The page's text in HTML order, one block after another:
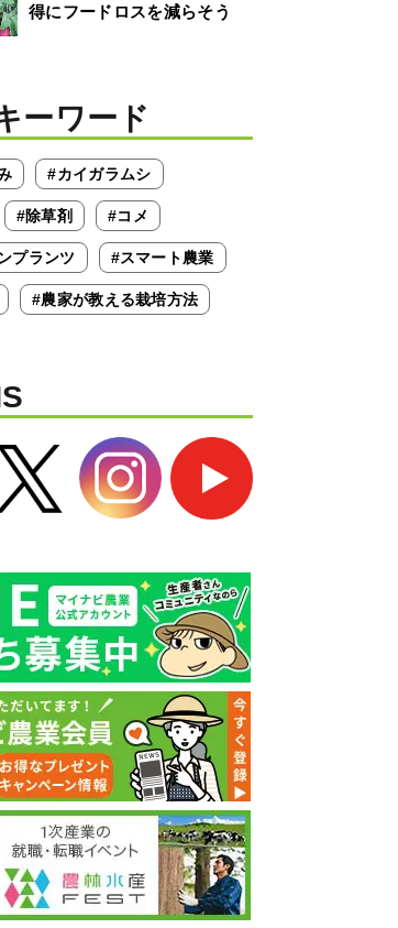
得にフードロスを減らそう
ーワード
#カイガラムシ
#除草剤 #コメ
プランツ #スマート農業
#農家が教える栽培方法